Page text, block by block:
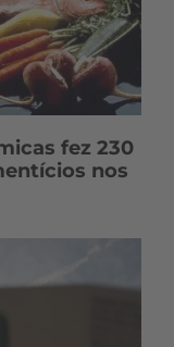
fez 230
nos